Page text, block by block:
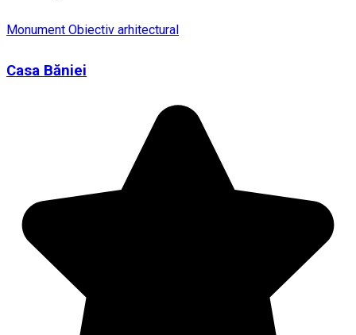
Monument Obiectiv arhitectural
Casa Băniei